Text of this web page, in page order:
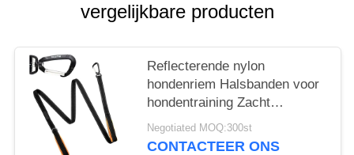
vergelijkbare producten
Reflecterende nylon
hondenriem Halsbanden voor
hondentraining Zacht
Comfortabel Waterdicht
Negotiated MOQ:300st
CONTACTEER ONS